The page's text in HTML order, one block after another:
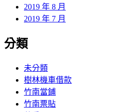
2019 年 8 月
2019 年 7 月
分類
未分類
樹林機車借款
竹南當鋪
竹南票貼